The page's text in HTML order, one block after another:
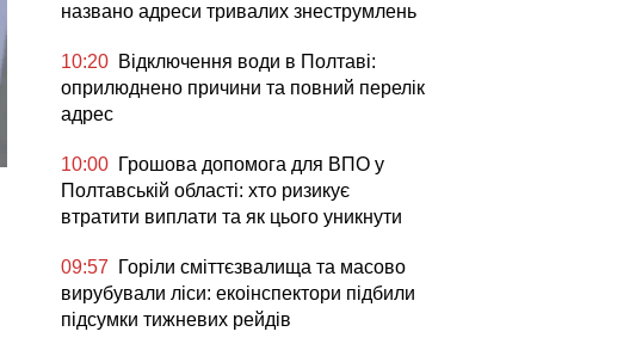
названо адреси тривалих знеструмлень
10:20 Відключення води в Полтаві:
оприлюднено причини та повний перелік
адрес
10:00 Грошова допомога для ВПО у
Полтавській області: хто ризикує
втратити виплати та як цього уникнути
09:57
Горіли сміттєзвалища та масово
вирубували ліси: екоінспектори підбили
підсумки тижневих рейдів